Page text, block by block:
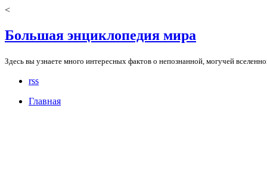
<
Большая энциклопедия мира
Здесь вы узнаете много интересных фактов о непознанной, могучей
rss
Главная